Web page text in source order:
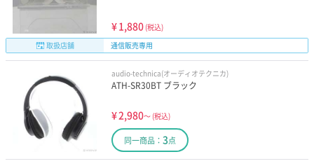
¥1,880 (税込)
取扱店舗
通信販売専用
audio-technica(オーディオテクニカ)
ATH-SR30BT ブラック
¥2,980～ (税込)
同一商品： 3点